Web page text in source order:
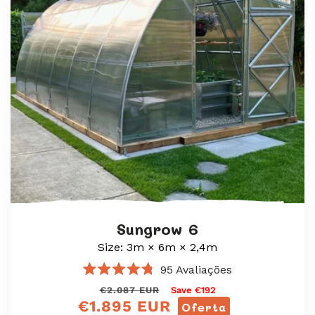
Sungrow 6
Size: 3m × 6m × 2,4m
com
4.8
95 Avaliações
Preço
normal
€2.087 EUR Save €192
Oferta
Preço
de
€1.895 EUR